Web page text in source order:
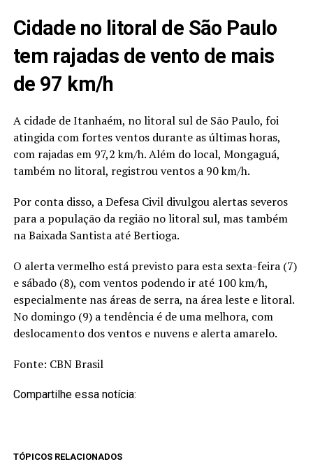
Cidade no litoral de São Paulo
tem rajadas de vento de mais
de 97 km/h
A cidade de Itanhaém, no litoral sul de São Paulo, foi
atingida com fortes ventos durante as últimas horas,
com rajadas em 97,2 km/h. Além do local, Mongaguá,
também no litoral, registrou ventos a 90 km/h.
Por conta disso, a Defesa Civil divulgou alertas severos
para a população da região no litoral sul, mas também
na Baixada Santista até Bertioga.
O alerta vermelho está previsto para esta sexta-feira (7)
e sábado (8), com ventos podendo ir até 100 km/h,
especialmente nas áreas de serra, na área leste e litoral.
No domingo (9) a tendência é de uma melhora, com
deslocamento dos ventos e nuvens e alerta amarelo.
Fonte: CBN Brasil
Compartilhe essa notícia:
TÓPICOS RELACIONADOS